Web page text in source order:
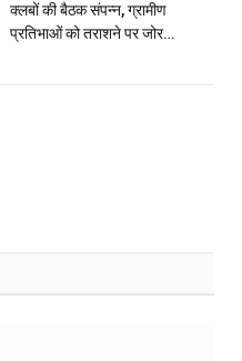
क्लबों की बैठक संपन्न, ग्रामीण
प्रतिभाओं को तराशने पर जोर…